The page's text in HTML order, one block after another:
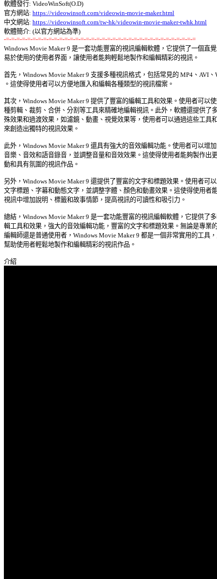
軟體發行: VideoWinSoft(O.D)
官方網站: https://videowinsoft.com/videowin-movie-maker.html
中文網站: https://videowinsoft.com/tw-hk/videowin-movie-maker-twhk.html
-=-=-=-=-=-=-=-=-=-=-=-=-=-=-=-=-=-=-=-=-=-=-=-=-=-=-=-=-=-=-=-=-=-=-=-=
Windows Movie Maker 9 是一套功能豐富的視訊編輯軟體，它提供了一個直
易於使用的使用者界面，讓使用者能夠輕鬆地製作和編輯精彩的視訊。
首先，Windows Movie Maker 9 支援多種視訊格式，包括常見的 MP4、AVI
。這使得使用者可以方便地匯入和編輯各種類型的視訊檔案。
其次，Windows Movie Maker 9 提供了豐富的編輯工具和效果。使用者可以
種剪輯、裁剪、合併、分割等工具來精確地編輯視訊。此外，軟體還提供了
殊效果和過渡效果，如濾鏡、動畫、視覺效果等，使用者可以通過這些工具
來創造出獨特的視訊效果。
此外，Windows Movie Maker 9 還具有強大的音效編輯功能。使用者可以增
音樂、音效和語音錄音，並調整音量和音效效果。這使得使用者能夠製作出
動和具有氛圍的視訊作品。
另外，Windows Movie Maker 9 還提供了豐富的文字和標題效果。使用者可
文字標題、字幕和動態文字，並調整字體、顏色和動畫效果。這使得使用者
視訊中增加說明、標籤和故事情節，提高視訊的可讀性和吸引力。
總結，Windows Movie Maker 9 是一套功能豐富的視訊編輯軟體，它提供了
輯工具和效果，強大的音效編輯功能，豐富的文字和標題效果。無論是專業
編輯師還是普通使用者，Windows Movie Maker 9 都是一個非常實用的工具
幫助使用者輕鬆地製作和編輯精彩的視訊作品。